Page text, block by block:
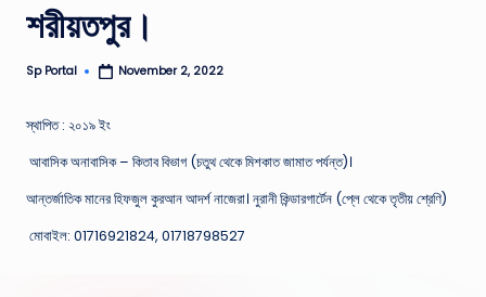
শরীয়তপুর।
Posted
Sp Portal November 2, 2022
স্থাপিত : ২০১৯ ইং
আবাসিক অনাবাসিক – কিতাব বিভাগ (চতুথ থেকে মিশকাত জামাত পর্যন্ত)।
আন্তর্জাতিক মানের হিফজুল কুরআন আদর্শ নাজেরা। নুরানী কিন্ডারগার্টেন (প্লে থেকে তৃতীয় শ্রেণি)
মোবাইল: 01716921824, 01718798527